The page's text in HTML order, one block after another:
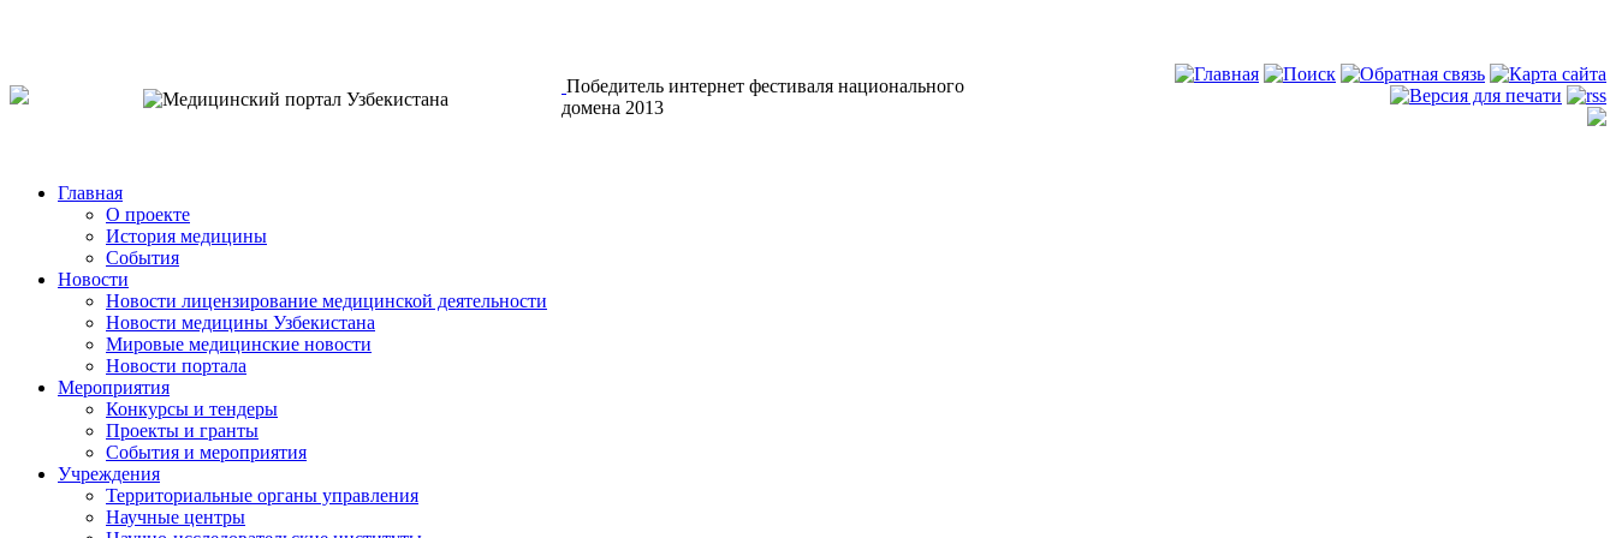
Победитель интернет фестиваля национального
домена 2013
Главная
О проекте
История медицины
События
Новости
Новости лицензирование медицинской деятельности
Новости медицины Узбекистана
Мировые медицинские новости
Новости портала
Мероприятия
Конкурсы и тендеры
Проекты и гранты
События и мероприятия
Учреждения
Территориальные органы управления
Научные центры